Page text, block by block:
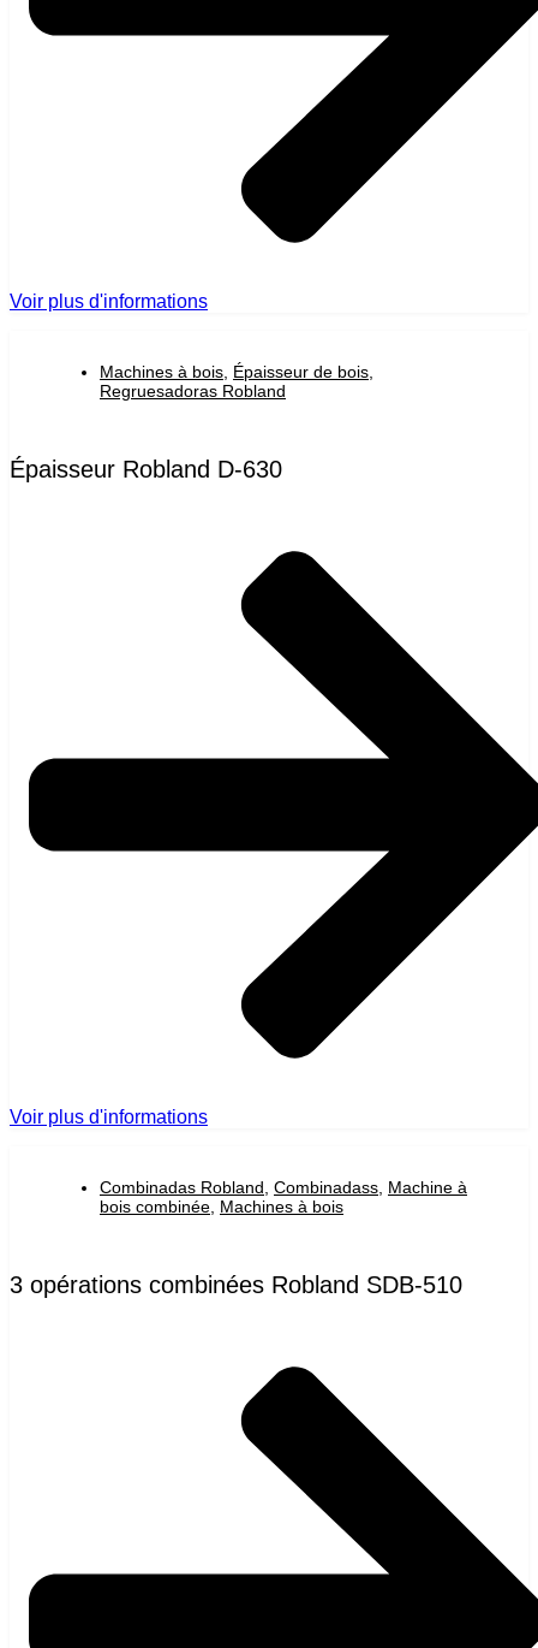
Voir plus d'informations
Machines à bois Épaisseur de bois
Regruesadoras Robland
Épaisseur Robland D-630
Voir plus d'informations
Combinadas Robland Combinadass Machine à
bois combinée Machines à bois
3 opérations combinées Robland SDB-510